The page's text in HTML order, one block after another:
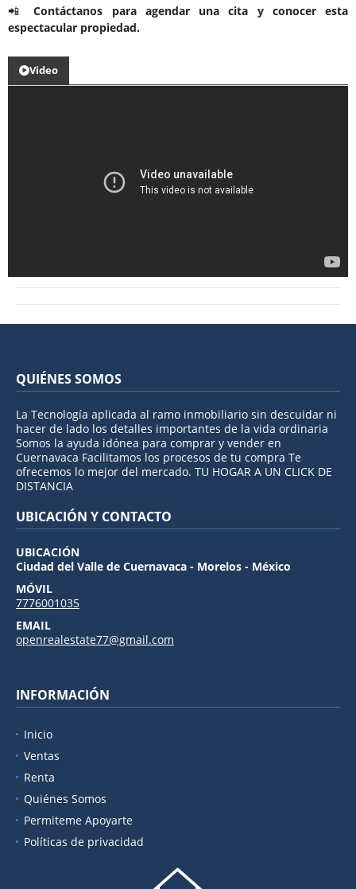
📲Contáctanos para agendar una cita y conocer esta
espectacular propiedad.
Video
QUIÉNES SOMOS
La Tecnología aplicada al ramo inmobiliario sin descuidar ni
hacer de lado los detalles importantes de la vida ordinaria
Somos la ayuda idónea para comprar y vender en
Cuernavaca Facilitamos los procesos de tu compra Te
ofrecemos lo mejor del mercado. TU HOGAR A UN CLICK DE
DISTANCIA
UBICACIÓN Y CONTACTO
UBICACIÓN
Ciudad del Valle de Cuernavaca - Morelos - México
MÓVIL
7776001035
EMAIL
openrealestate77@gmail.com
INFORMACIÓN
Inicio
Ventas
Renta
Quiénes Somos
Permiteme Apoyarte
Políticas de privacidad